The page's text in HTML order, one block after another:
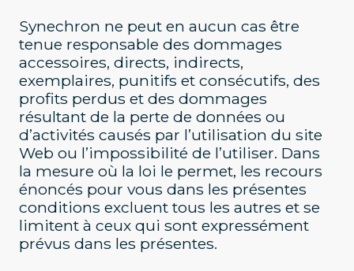
Synechron ne peut en aucun cas être
tenue responsable des dommages
accessoires, directs, indirects,
exemplaires, punitifs et consécutifs, des
profits perdus et des dommages
résultant de la perte de données ou
d’activités causés par l’utilisation du site
Web ou l’impossibilité de l’utiliser. Dans
la mesure où la loi le permet, les recours
énoncés pour vous dans les présentes
conditions excluent tous les autres et se
limitent à ceux qui sont expressément
prévus dans les présentes.